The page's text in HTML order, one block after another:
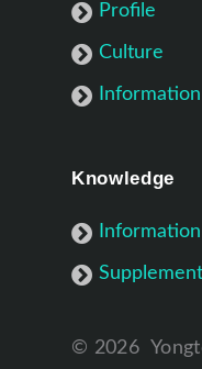
Profile
Culture
Knowledge
Information
Supplement
© 2026